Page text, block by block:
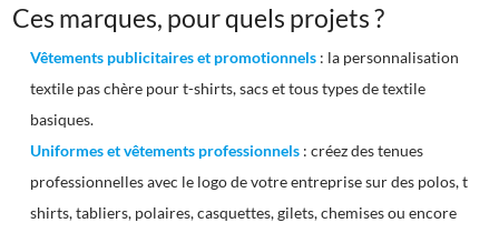
Ces marques, pour quels projets ?
Vêtements publicitaires et promotionnels: la personnalisation
textile pas chère pour t-shirts, sacs et tous types de textile
basiques.
Uniformes et vêtements professionnels: créez des tenues
professionnelles avec le logo de votre entreprise sur des polos, t
shirts, tabliers, polaires, casquettes, gilets, chemises ou encore